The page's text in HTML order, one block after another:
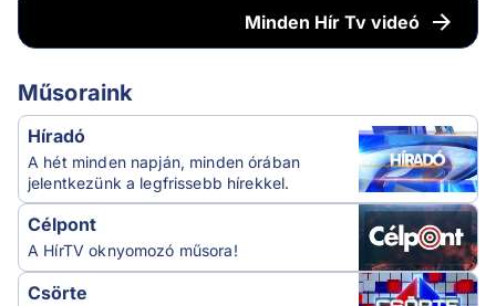
Minden Hír Tv videó
Műsoraink
Híradó
A hét minden napján, minden órában
jelentkezünk a legfrissebb hírekkel.
Célpont
A HírTV oknyomozó műsora!
Csörte